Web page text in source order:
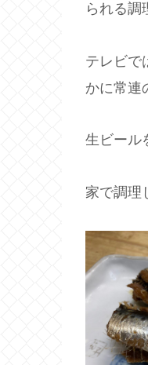
られる調
テレビで
かに常連
生ビール
家で調理